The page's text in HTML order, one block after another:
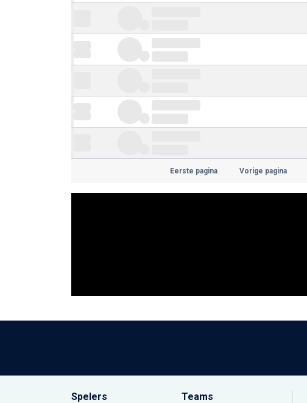
Eerste pagina Vorige pagina
Spelers Teams